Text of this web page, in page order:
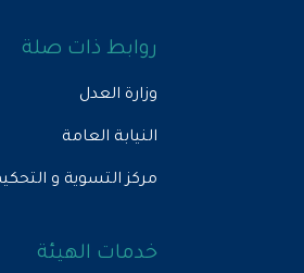
روابط ذات صلة
وزارة العدل
النيابة العامة
مركز التسوية و التحكيم
خدمات الهيئة